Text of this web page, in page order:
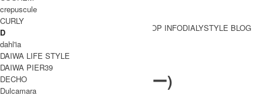
BRAND一覧
BRAND一覧
SHOP INFODIALYSTYLE BLOG
meri ja kuu (メリヤクー)
crepuscule
CURLY
D
dahl'ia
DAIWA LIFE STYLE
DAIWA PIER39
DECHO
Dulcamara